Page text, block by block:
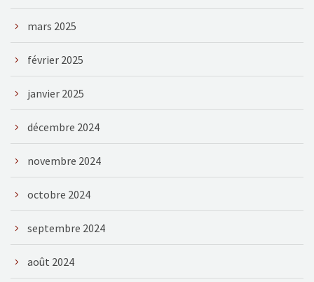
mars 2025
février 2025
janvier 2025
décembre 2024
novembre 2024
octobre 2024
septembre 2024
août 2024